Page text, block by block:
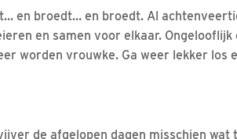
en broedt… en broedt. Al
en samen voor elkaar.
worden vrouwke. Ga weer lekker los
de afgelopen dagen misschien wat